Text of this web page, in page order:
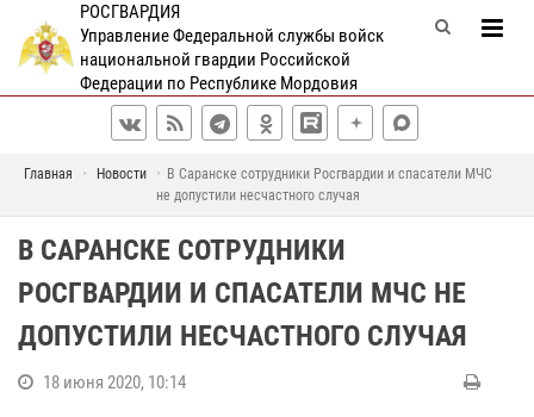
РОСГВАРДИЯ
Управление Федеральной службы войск
национальной гвардии Российской
Федерации по Республике Мордовия
Главная Новости
В Саранске сотрудники Росгвардии и спасатели МЧС
не допустили несчастного случая
В САРАНСКЕ СОТРУДНИКИ
РОСГВАРДИИ И СПАСАТЕЛИ МЧС НЕ
ДОПУСТИЛИ НЕСЧАСТНОГО СЛУЧАЯ
18 июня 2020, 10:14